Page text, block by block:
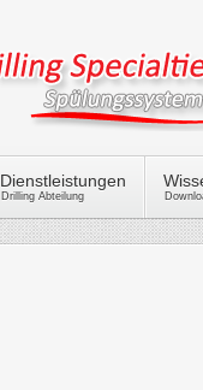
Dienstleistungen
Drilling Abteilung